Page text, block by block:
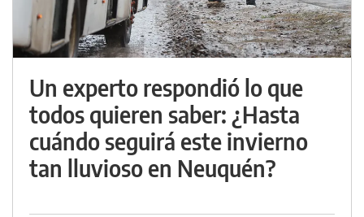
Un experto respondió lo que
todos quieren saber: ¿Hasta
cuándo seguirá este invierno
tan lluvioso en Neuquén?